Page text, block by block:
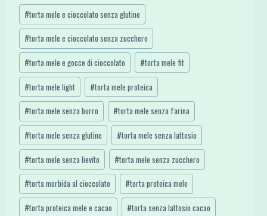
#torta mele e cioccolato senza glutine
#torta mele e cioccolato senza zucchero
#torta mele e gocce di cioccolato #torta mele fit
#torta mele light #torta mele proteica
#torta mele senza burro #torta mele senza farina
#torta mele senza glutine #torta mele senza lattosio
#torta mele senza lievito #torta mele senza zucchero
#torta morbida al cioccolato #torta proteica mele
#torta proteica mele e cacao #torta senza lattosio cacao